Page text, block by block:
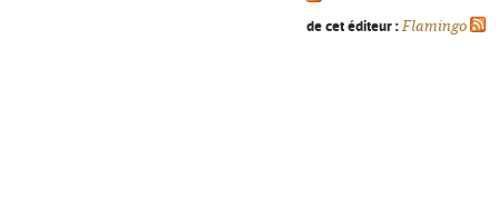
de cet éditeur : Flamingo